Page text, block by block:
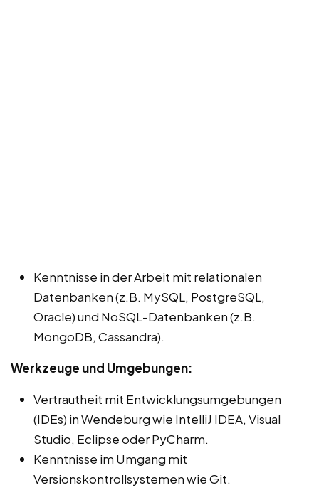
Kenntnisse in der Arbeit mit relationalen
Datenbanken (z.B. MySQL, PostgreSQL,
Oracle) und NoSQL-Datenbanken (z.B.
MongoDB, Cassandra).
Werkzeuge und Umgebungen:
Vertrautheit mit Entwicklungsumgebungen
(IDEs) in Wendeburg wie IntelliJ IDEA, Visual
Studio, Eclipse oder PyCharm.
Kenntnisse im Umgang mit
Versionskontrollsystemen wie Git.